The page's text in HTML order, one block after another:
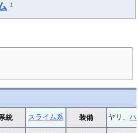
†
統 スライム系 装備 ヤリ、 ハ